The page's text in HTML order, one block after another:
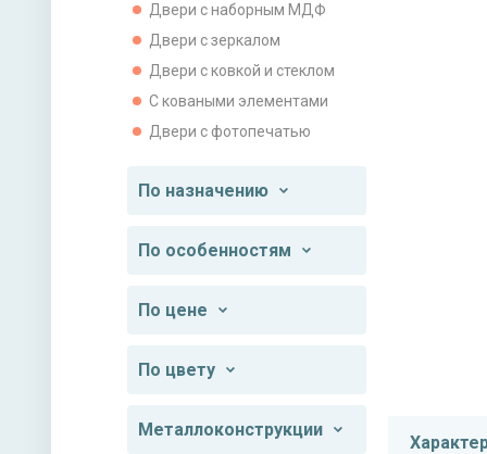
Двери с наборным МДФ
Двери с зеркалом
Двери с ковкой и стеклом
С коваными элементами
Двери с фотопечатью
По назначению
По особенностям
По цене
По цвету
Металлоконструкции